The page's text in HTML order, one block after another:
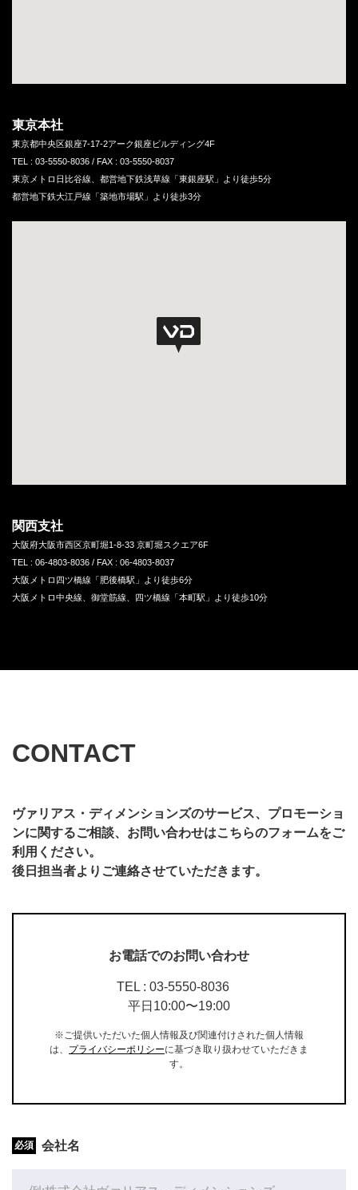
東京本社
東京都中央区銀座7-17-2アーク銀座ビルディング4F
TEL : 03-5550-8036 / FAX : 03-5550-8037
東京メトロ日比谷線、都営地下鉄浅草線「東銀座駅」より徒歩5分
都営地下鉄大江戸線「築地市場駅」より徒歩3分
関西支社
大阪府大阪市西区京町堀1-8-33 京町堀スクエア6F
TEL : 06-4803-8036 / FAX : 06-4803-8037
大阪メトロ四ツ橋線「肥後橋駅」より徒歩6分
大阪メトロ中央線、御堂筋線、四ツ橋線「本町駅」より徒歩10分
CONTACT
ヴァリアス・ディメンションズのサービス、プロモーショ
ンに関するご相談、お問い合わせはこちらのフォームをご
利用ください。
後日担当者よりご連絡させていただきます。
お電話でのお問い合わせ
TEL : 03-5550-8036
平日10:00〜19:00
※ご提供いただいた個人情報及び関連付けされた個人情報
は、 プライバシーポリシーに基づき取り扱わせていただきま
す。
会社名